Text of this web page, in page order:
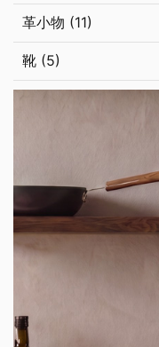
革小物 (11)
靴 (5)